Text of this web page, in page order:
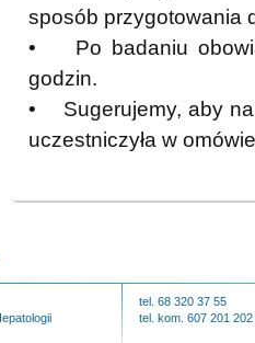
sposób przygotowania
• Po badaniu
godzin.
• Sugerujemy, aby na
uczestniczyła w
tel. 68 320 37 55
tel. kom. 607 201 202